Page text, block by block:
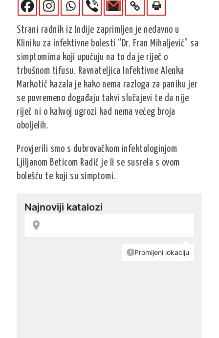
Strani radnik iz Indije zaprimljen je nedavno u
Kliniku za infektivne bolesti “Dr. Fran Mihaljević” sa
simptomima koji upućuju na to da je riječ o
trbušnom tifusu. Ravnateljica Infektivne Alenka
Markotić kazala je kako nema razloga za paniku jer
se povremeno događaju takvi slučajevi te da nije
riječ ni o kakvoj ugrozi kad nema većeg broja
oboljelih.
Provjerili smo s dubrovačkom infektologinjom
Ljiljanom Beticom Radić je li se susrela s ovom
bolešću te koji su simptomi.